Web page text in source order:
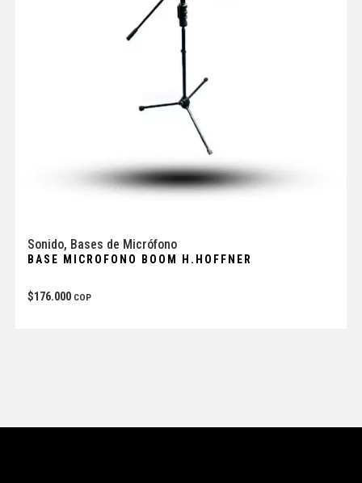
Sonido, Bases de Micrófono
BASE MICROFONO BOOM H.HOFFNER
$176.000 COP